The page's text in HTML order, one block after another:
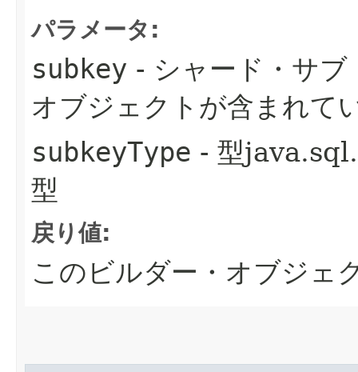
パラメータ:
subkey - シャード・サ
オブジェクトが含まれて
subkeyType - 型
型
戻り値:
このビルダー・オブジェ